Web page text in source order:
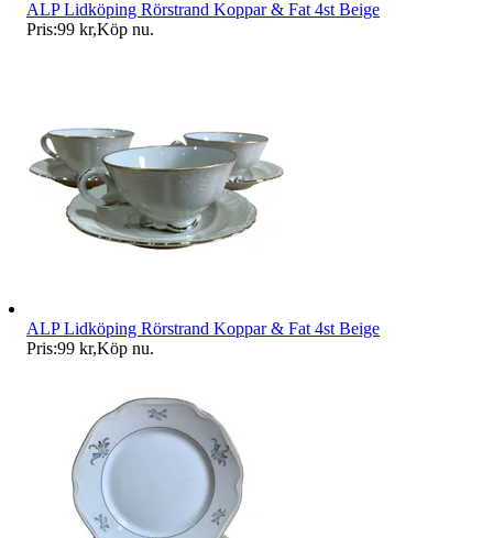
ALP Lidköping Rörstrand Koppar & Fat 4st Beige
Pris:99 kr,Köp nu.
ALP Lidköping Rörstrand Koppar & Fat 4st Beige
Pris:99 kr,Köp nu.